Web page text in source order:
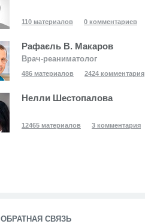
110 материалов 0 комментариев
Рафаєль В. Макаров
Врач-реаниматолог
486 материалов 2424 комментария
Нелли Шестопалова
12465 материалов 3 комментария
ОБРАТНАЯ СВЯЗЬ